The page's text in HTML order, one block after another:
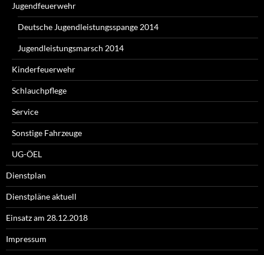
Jugendfeuerwehr
Deutsche Jugendleistungsspange 2014
Jugendleistungsmarsch 2014
Kinderfeuerwehr
Schlauchpflege
Service
Sonstige Fahrzeuge
UG-ÖEL
Dienstplan
Dienstpläne aktuell
Einsatz am 28.12.2018
Impressum